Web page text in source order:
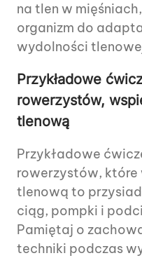
na tlen w
organizm do
wydolności
Przykładowe
rowerzystów,
tlenową
Przykładowe
rowerzystów,
tlenową to
ciąg, pompki i
Pamiętaj o
techniki podczas